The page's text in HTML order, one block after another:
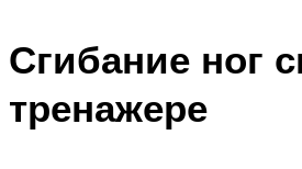
Сгибание ног
тренажере